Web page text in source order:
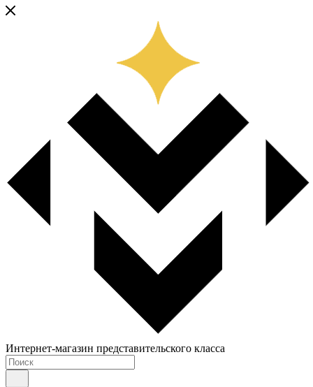
Интернет-магазин представительского класса